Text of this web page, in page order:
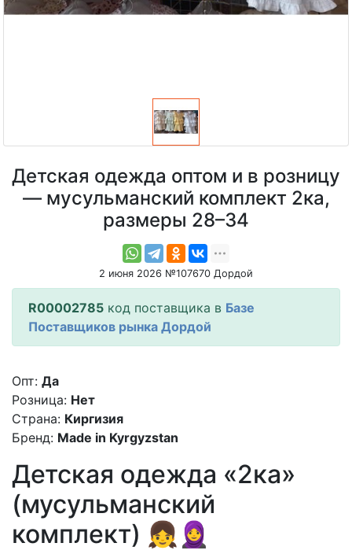
Детская одежда оптом и в розницу
— мусульманский комплект 2ка,
размеры 28–34
2 июня 2026 №107670 Дордой
R00002785 код поставщика в Базе
Поставщиков рынка Дордой
Опт: Да
Розница: Нет
Страна: Киргизия
Бренд: Made in Kyrgyzstan
Детская одежда «2ка»
(мусульманский
комплект) 👧🧕